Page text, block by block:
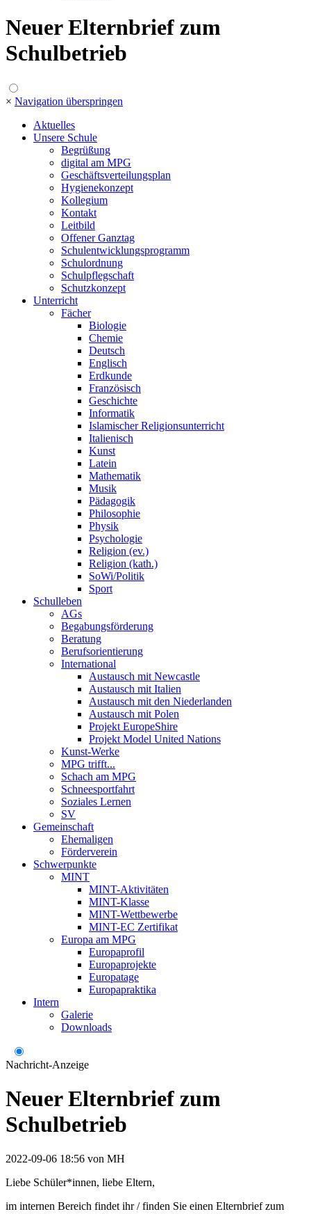
Neuer Elternbrief zum
Schulbetrieb
× Navigation überspringen
Aktuelles
Unsere Schule
Begrüßung
digital am MPG
Geschäftsverteilungsplan
Hygienekonzept
Kollegium
Kontakt
Leitbild
Offener Ganztag
Schulentwicklungsprogramm
Schulordnung
Schulpflegschaft
Schutzkonzept
Unterricht
Fächer
Biologie
Chemie
Deutsch
Englisch
Erdkunde
Französisch
Geschichte
Informatik
Islamischer Religionsunterricht
Italienisch
Kunst
Latein
Mathematik
Musik
Pädagogik
Philosophie
Physik
Psychologie
Religion (ev.)
Religion (kath.)
SoWi/Politik
Sport
Schulleben
AGs
Begabungsförderung
Beratung
Berufsorientierung
International
Austausch mit Newcastle
Austausch mit Italien
Austausch mit den Niederlanden
Austausch mit Polen
Projekt EuropeShire
Projekt Model United Nations
Kunst-Werke
MPG trifft...
Schach am MPG
Schneesportfahrt
Soziales Lernen
SV
Gemeinschaft
Ehemaligen
Förderverein
Schwerpunkte
MINT
MINT-Aktivitäten
MINT-Klasse
MINT-Wettbewerbe
MINT-EC Zertifikat
Europa am MPG
Europaprofil
Europaprojekte
Europatage
Europapraktika
Intern
Galerie
Downloads
Nachricht-Anzeige
Neuer Elternbrief zum
Schulbetrieb
2022-09-06 18:56 von MH
Liebe Schüler*innen, liebe Eltern,
im internen Bereich findet ihr / finden Sie einen Elternbrief zum